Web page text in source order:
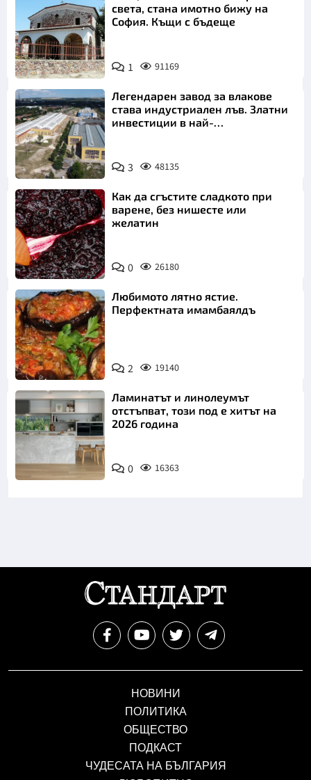
света, стана имотно бижу на
София. Къщи с бъдеще
1 91169
Легендарен завод за влакове
става индустриален лъв. Златни
инвестиции в най-
3 48135
Как да сгъстите сладкото при
варене, без нишесте или
желатин
0 26180
Любимото лятно ястие.
Перфектната имамбаялдъ
2 19140
Ламинатът и линолеумът
отстъпват, този под е хитът на
2026 година
0 16363
НОВИНИ
ПОЛИТИКА
ОБЩЕСТВО
ПОДКАСТ
ЧУДЕСАТА НА БЪЛГАРИЯ